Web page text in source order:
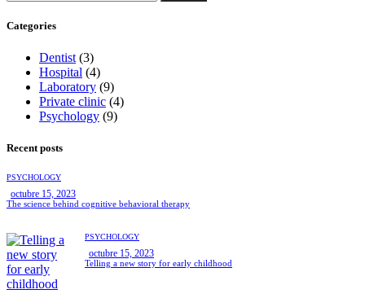
Categories
Dentist (3)
Hospital (4)
Laboratory (9)
Private clinic (4)
Psychology (9)
Recent posts
PSYCHOLOGY
octubre 15, 2023
The science behind cognitive behavioral therapy
PSYCHOLOGY
octubre 15, 2023
Telling a new story for early childhood